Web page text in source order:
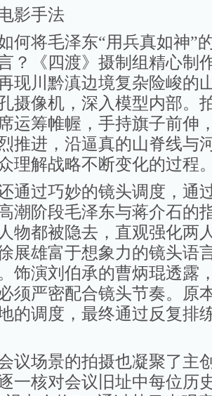
手法
将毛泽东“用兵真如神”
？《四渡》摄制组精心制
现川黔滇边境复杂险峻的
摄像机，深入模型内部。
运筹帷幄，手持旗子前伸
推进，沿逼真的山脊线与
理解战略不断变化的过程
过巧妙的镜头调度，通
潮阶段毛泽东与蒋介石的
物都被隐去，直观强化两
展雄富于想象力的镜头语
饰演刘伯承的曹炳琨透露
须严密配合镜头节奏。原
的调度，最终通过反复排
场景的拍摄也凝聚了主
一核对会议旧址中每位历